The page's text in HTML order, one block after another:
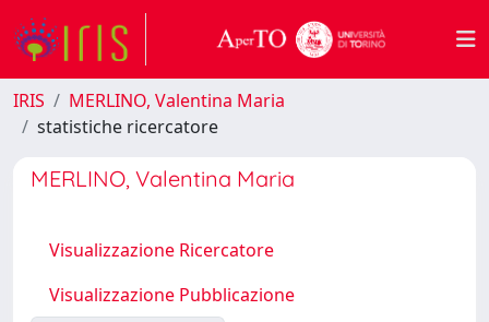
IRIS
MERLINO, Valentina Maria
statistiche ricercatore
MERLINO, Valentina Maria
Visualizzazione Ricercatore
Visualizzazione Pubblicazione